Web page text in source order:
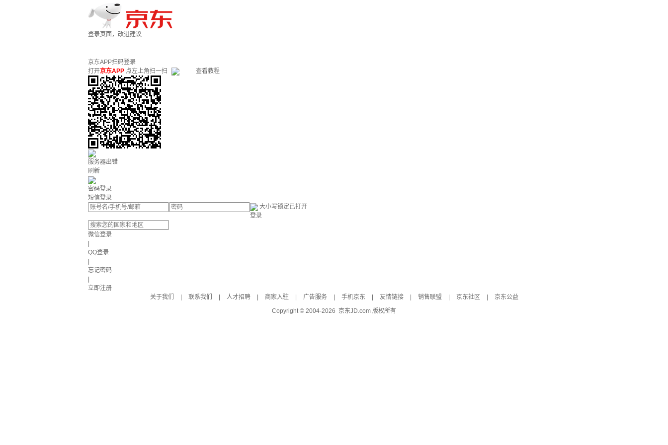
登录页面，改进建议
京东APP扫码登录
打开京东APP 点左上角扫一扫 查看教程
服务器出错
刷新
密码登录
短信登录
大小写锁定已打开
登录
微信登录
QQ登录
忘记密码
立即注册
关于我们
联系我们 人才招聘 商家入驻 广告服务 手机京东 友情链接 销售联盟 京东社区
京东公益
Copyright © 2004-2026 京东JD.com 版权所有